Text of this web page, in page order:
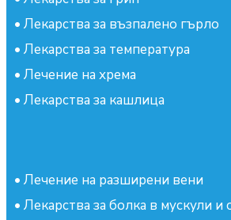
• Лекарства за възпалено гърло
• Лекарства за температура
• Лечение на хрема
• Лекарства за кашлица
• Лечение на разширени вени
• Лекарства за болка в мускули и